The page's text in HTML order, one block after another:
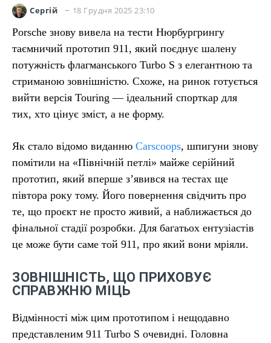
Сергій 18 Грудня 2025 23:10
Porsche знову вивела на тести Нюрбургрингу
таємничий прототип 911, який поєднує шалену
потужність флагманського Turbo S з елегантною та
стриманою зовнішністю. Схоже, на ринок готується
вийти версія Touring — ідеальний спорткар для
тих, хто цінує зміст, а не форму.
Як стало відомо виданню Carscoops, шпигуни знову
помітили на «Північній петлі» майже серійний
прототип, який вперше з’явився на тестах ще
півтора року тому. Його повернення свідчить про
те, що проєкт не просто живий, а наближається до
фінальної стадії розробки. Для багатьох ентузіастів
це може бути саме той 911, про який вони мріяли.
ЗОВНІШНІСТЬ, ЩО ПРИХОВУЄ
СПРАВЖНЮ МІЦЬ
Відмінності між цим прототипом і нещодавно
представленим 911 Turbo S очевидні. Головна